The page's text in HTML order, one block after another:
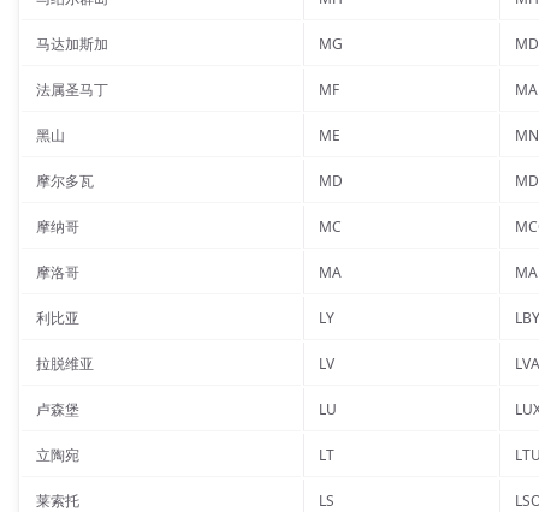
马达加斯加 MG
法属圣马丁 MF
黑山 ME
摩尔多瓦 MD
摩纳哥 MC
摩洛哥 MA
利比亚 LY LBY
拉脱维亚 LV LVA
卢森堡 LU
立陶宛 LT
莱索托 LS